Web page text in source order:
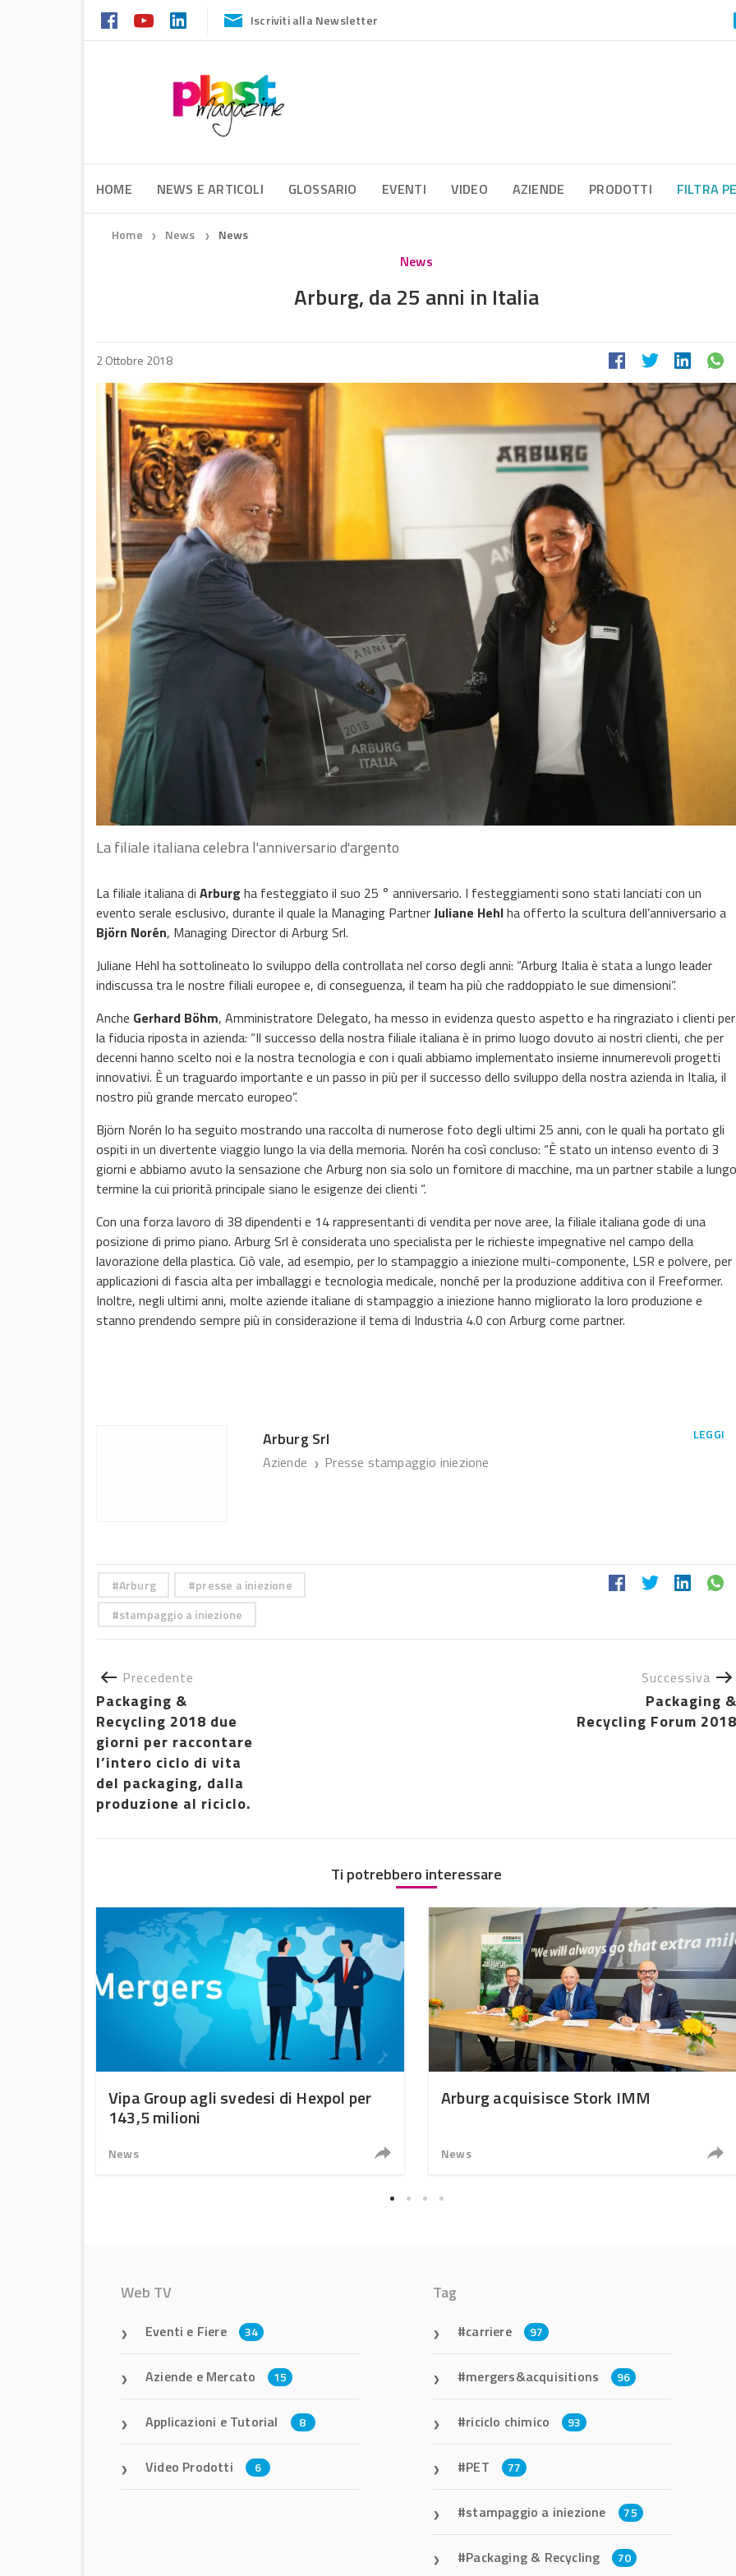
Iscriviti alla Newsletter
HOME NEWS E ARTICOLI GLOSSARIO EVENTI VIDEO AZIENDE PRODOTTI FILTRA
Home ❯ News ❯ News
News
Arburg, da 25 anni in Italia
2 Ottobre 2018
La filiale italiana celebra l'anniversario d'argento
La filiale italiana di Arburg ha festeggiato il suo 25 ° anniversario. I festeggiamenti sono stati lanciati con un
evento serale esclusivo, durante il quale la Managing PartnerJuliane Hehlha offerto la scultura dell’anniversario a
Björn Norén, Managing Director di Arburg Srl.
Juliane Hehl ha sottolineato lo sviluppo della controllata nel corso degli anni: “Arburg Italia è stata a lungo leader
indiscussa tra le nostre filiali europee e, di conseguenza, il team ha più che raddoppiato le sue dimensioni”.
Anche Gerhard Böhm, Amministratore Delegato, ha messo in evidenza questo aspetto e ha ringraziato i clienti per
la fiducia riposta in azienda: “Il successo della nostra filiale italiana è in primo luogo dovuto ai nostri clienti, che per
decenni hanno scelto noi e la nostra tecnologia e con i quali abbiamo implementato insieme innumerevoli progetti
innovativi. È un traguardo importante e un passo in più per il successo dello sviluppo della nostra azienda in Italia, il
nostro più grande mercato europeo”.
Björn Norén lo ha seguito mostrando una raccolta di numerose foto degli ultimi 25 anni, con le quali ha portato gli
ospiti in un divertente viaggio lungo la via della memoria. Norén ha così concluso: “È stato un intenso evento di 3
giorni e abbiamo avuto la sensazione che Arburg non sia solo un fornitore di macchine, ma un partner stabile a lungo
termine la cui priorità principale siano le esigenze dei clienti “.
Con una forza lavoro di 38 dipendenti e 14 rappresentanti di vendita per nove aree, la filiale italiana gode di una
posizione di primo piano. Arburg Srl è considerata uno specialista per le richieste impegnative nel campo della
lavorazione della plastica. Ciò vale, ad esempio, per lo stampaggio a iniezione multi-componente, LSR e polvere, per
applicazioni di fascia alta per imballaggi e tecnologia medicale, nonché per la produzione additiva con il Freeformer.
Inoltre, negli ultimi anni, molte aziende italiane di stampaggio a iniezione hanno migliorato la loro produzione e
stanno prendendo sempre più in considerazione il tema di Industria 4.0 con Arburg come partner.
Arburg Srl
Aziende ❯ Presse stampaggio iniezione
LEGGI
Arburg
presse a iniezione
stampaggio a iniezione
Precedente
Packaging &
Recycling 2018 due
giorni per raccontare
l’intero ciclo di vita
del packaging, dalla
produzione al riciclo.
Successiva
Packaging &
Recycling Forum 2018
Ti potrebbero interessare
Vipa Group agli svedesi di Hexpol per
143,5 milioni
News
Arburg acquisisce Stork IMM
News
Web TV
Eventi e Fiere 34
Aziende e Mercato 15
Applicazioni e Tutorial 8
Video Prodotti 6
Tag
carriere 97
mergers&acquisitions 96
riciclo chimico 93
PET 77
stampaggio a iniezione 75
Packaging & Recycling 70